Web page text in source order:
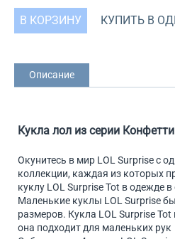
В КОРЗИНУ КУПИТЬ В
Описание
Кукла лол из серии
Окунитесь в мир LOL Surprise с
коллекции, каждая из которых
куклу LOL Surprise Tot в одежде
Маленькие куклы LOL Surprise
размеров. Кукла LOL Surprise
она подходит для маленьких рук